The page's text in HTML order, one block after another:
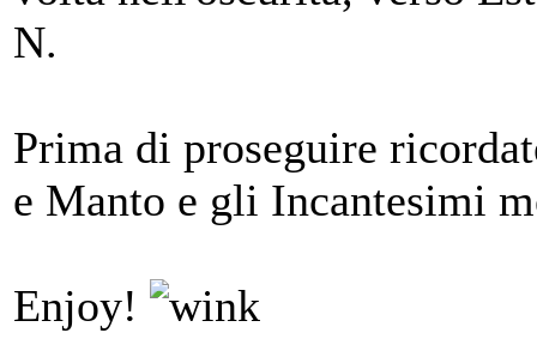
N.
Prima di proseguire
e Manto e gli Incantesimi
Enjoy!